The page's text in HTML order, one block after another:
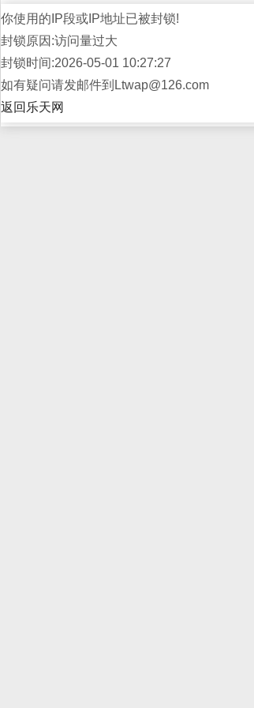
你使用的IP段或IP地址已被封锁!
封锁原因:访问量过大
封锁时间:2026-05-01 10:27:27
如有疑问请发邮件到Ltwap@126.com
返回乐天网